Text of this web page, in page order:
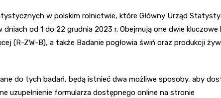
w polskim rolnictwie, które Główny Urząd
dniach od 1 do 22 grudnia 2023 r. Obejmują one dwie kluczowe
(R-ZW-B), a także Badanie pogłowia świń oraz produkcji
do tych badań, będą istnieć dwa możliwe sposoby, aby
uzupełnienie formularza dostępnego online na stronie